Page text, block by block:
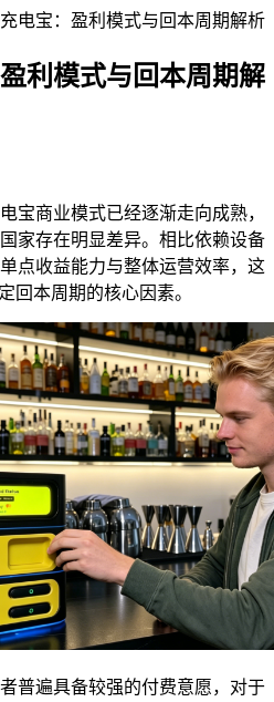
电宝：盈利模式与回本周期解析
利模式与回本周期解
宝商业模式已经逐渐走向成熟，
家存在明显差异。相比依赖设备
点收益能力与整体运营效率，这
回本周期的核心因素。
普遍具备较强的付费意愿，对于